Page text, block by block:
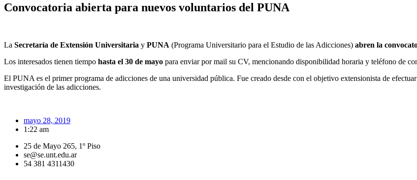
Convocatoria abierta para nuevos voluntarios del PUNA
La Secretaría de Extensión Universitaria y PUNA (Programa Universitario para el Estudio de las Adicciones) abren la
Los interesados tienen tiempo hasta el 30 de mayo para enviar por mail su CV, mencionando disponibilidad horaria y teléfono de
El PUNA es el primer programa de adicciones de una universidad pública. Fue creado desde con el objetivo extensionista de
investigación de las adicciones.
mayo 28, 2019
1:22 am
25 de Mayo 265, 1º Piso
se@se.unt.edu.ar
54 381 4311430